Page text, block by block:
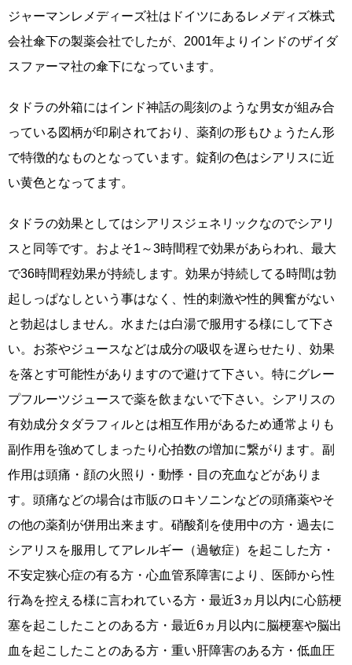
ジャーマンレメディーズ社はドイツにあるレメディズ株式
会社傘下の製薬会社でしたが、2001年よりインドのザイダ
スファーマ社の傘下になっています。
タドラの外箱にはインド神話の彫刻のような男女が組み合
っている図柄が印刷されており、薬剤の形もひょうたん形
で特徴的なものとなっています。錠剤の色はシアリスに近
い黄色となってます。
タドラの効果としてはシアリスジェネリックなのでシアリ
スと同等です。およそ1～3時間程で効果があらわれ、最大
で36時間程効果が持続します。効果が持続してる時間は勃
起しっぱなしという事はなく、性的刺激や性的興奮がない
と勃起はしません。水または白湯で服用する様にして下さ
い。お茶やジュースなどは成分の吸収を遅らせたり、効果
を落とす可能性がありますので避けて下さい。特にグレー
プフルーツジュースで薬を飲まないで下さい。シアリスの
有効成分タダラフィルとは相互作用があるため通常よりも
副作用を強めてしまったり心拍数の増加に繋がります。副
作用は頭痛・顔の火照り・動悸・目の充血などがありま
す。頭痛などの場合は市販のロキソニンなどの頭痛薬やそ
の他の薬剤が併用出来ます。硝酸剤を使用中の方・過去に
シアリスを服用してアレルギー（過敏症）を起こした方・
不安定狭心症の有る方・心血管系障害により、医師から性
行為を控える様に言われている方・最近3ヵ月以内に心筋梗
塞を起こしたことのある方・最近6ヵ月以内に脳梗塞や脳出
血を起こしたことのある方・重い肝障害のある方・低血圧